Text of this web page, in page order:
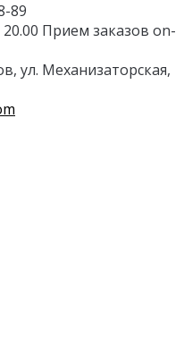
89
Прием заказов on-
ул. Механизаторская,